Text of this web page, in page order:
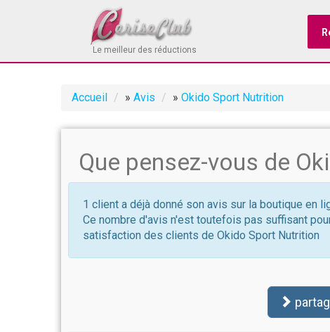
Le meilleur des réductions
Accueil » Avis » Okido Sport Nutrition
Que pensez-vous de
1 client a déjà donné son avis sur la boutique en
Ce nombre d'avis n'est toutefois pas suffisant
satisfaction des clients de Okido Sport Nutrition